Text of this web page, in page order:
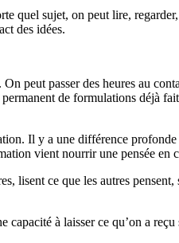
quel sujet, on peut lire,
des idées.
passer des heures au
de formulations déjà
Il y a une différence
vient nourrir une pensée en
lisent ce que les autres
à laisser ce qu’on a reçu